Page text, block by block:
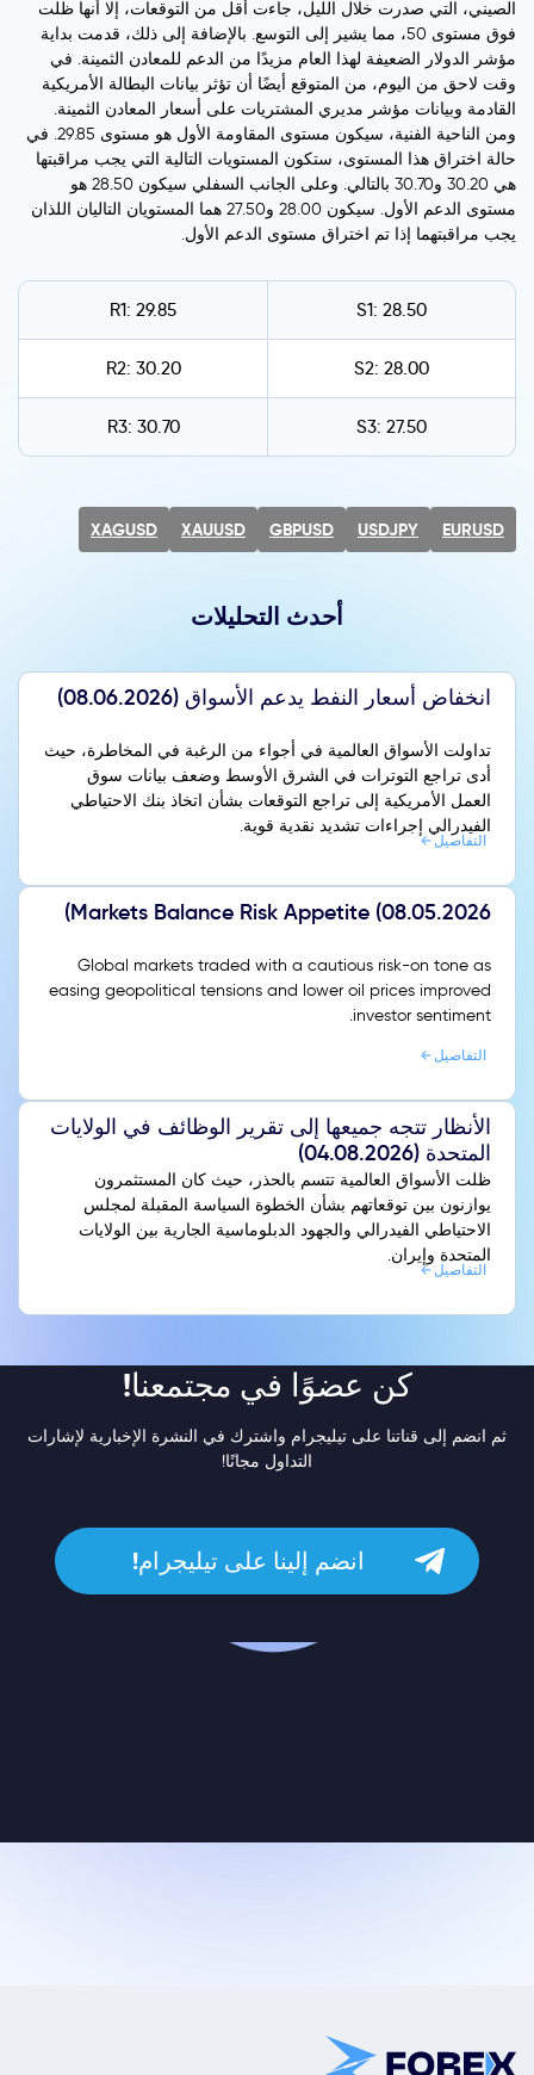
الصيني، التي صدرت خلال الليل، جاءت أقل من التوقعات، إلا أنها ظلت
فوق مستوى 50، مما يشير إلى التوسع. بالإضافة إلى ذلك، قدمت بداية
مؤشر الدولار الضعيفة لهذا العام مزيدًا من الدعم للمعادن الثمينة. في
وقت لاحق من اليوم، من المتوقع أيضًا أن تؤثر بيانات البطالة الأمريكية
القادمة وبيانات مؤشر مديري المشتريات على أسعار المعادن الثمينة.
ومن الناحية الفنية، سيكون مستوى المقاومة الأول هو مستوى 29.85. في
حالة اختراق هذا المستوى، ستكون المستويات التالية التي يجب مراقبتها
هي 30.20 و30.70 بالتالي. وعلى الجانب السفلي سيكون 28.50 هو
مستوى الدعم الأول. سيكون 28.00 و27.50 هما المستويان التاليان اللذان
يجب مراقبتهما إذا تم اختراق مستوى الدعم الأول.
R1: 29.85 S1: 28.50
R2: 30.20 S2: 28.00
R3: 30.70 S3: 27.50
EURUSD
USDJPY
GBPUSD
XAUUSD
XAGUSD
أحدث التحليلات
انخفاض أسعار النفط يدعم الأسواق (08.06.2026)
تداولت الأسواق العالمية في أجواء من الرغبة في المخاطرة، حيث
أدى تراجع التوترات في الشرق الأوسط وضعف بيانات سوق
العمل الأمريكية إلى تراجع التوقعات بشأن اتخاذ بنك الاحتياطي
الفيدرالي إجراءات تشديد نقدية قوية.
التفاصيل
Markets Balance Risk Appetite (08.05.2026)
Global markets traded with a cautious risk-on tone as
easing geopolitical tensions and lower oil prices improved
investor sentiment.
التفاصيل
الأنظار تتجه جميعها إلى تقرير الوظائف في الولايات
المتحدة (04.08.2026)
ظلت الأسواق العالمية تتسم بالحذر، حيث كان المستثمرون
يوازنون بين توقعاتهم بشأن الخطوة السياسة المقبلة لمجلس
الاحتياطي الفيدرالي والجهود الدبلوماسية الجارية بين الولايات
المتحدة وإيران.
التفاصيل
كن عضوًا في مجتمعنا!
ثم انضم إلى قناتنا على تيليجرام واشترك في النشرة الإخبارية لإشارات
التداول مجانًا!
انضم إلينا على تيليجرام!